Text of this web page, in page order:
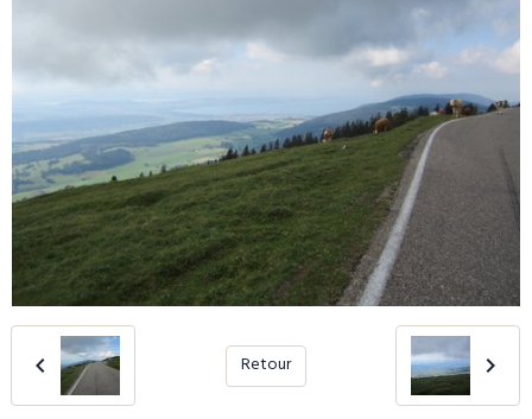
Retour